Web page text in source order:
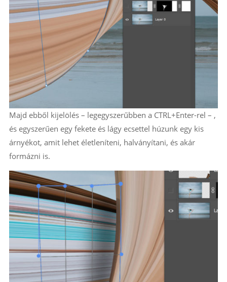
Majd ebből kijelölés – legegyszerűbben a CTRL+Enter-rel – ,
és egyszerűen egy fekete és lágy ecsettel húzunk egy kis
árnyékot, amit lehet életleníteni, halványítani, és akár
formázni is.